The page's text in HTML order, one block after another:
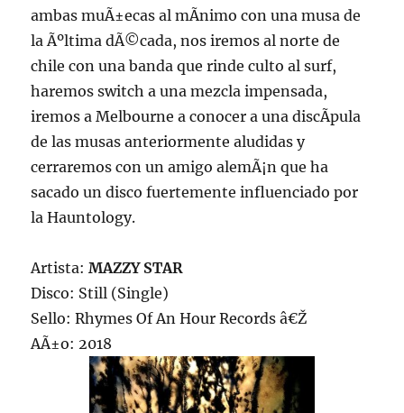
ambas muÃ±ecas al mÃ­nimo con una musa de
la Ãºltima dÃ©cada, nos iremos al norte de
chile con una banda que rinde culto al surf,
haremos switch a una mezcla impensada,
iremos a Melbourne a conocer a una discÃ­pula
de las musas anteriormente aludidas y
cerraremos con un amigo alemÃ¡n que ha
sacado un disco fuertemente influenciado por
la Hauntology.
Artista:MAZZY STAR
Disco: Still (Single)
Sello: Rhymes Of An Hour Records â€Ž
AÃ±o: 2018